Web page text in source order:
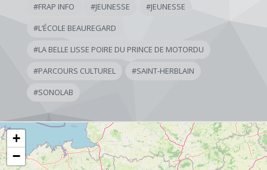
#FRAP INFO #JEUNESSE #JEUNESSE
#L’ÉCOLE BEAUREGARD
#LA BELLE LISSE POIRE DU PRINCE DE MOTORDU
#PARCOURS CULTUREL #SAINT-HERBLAIN
#SONOLAB
+
−